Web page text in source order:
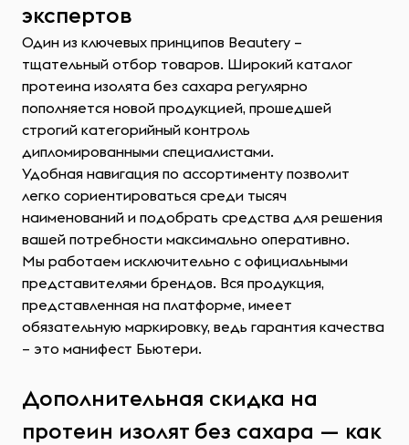
экспертов
Один из ключевых принципов Beautery –
тщательный отбор товаров. Широкий каталог
протеина изолята без сахара регулярно
пополняется новой продукцией, прошедшей
строгий категорийный контроль
дипломированными специалистами.
Удобная навигация по ассортименту позволит
легко сориентироваться среди тысяч
наименований и подобрать средства для решения
вашей потребности максимально оперативно.
Мы работаем исключительно с официальными
представителями брендов. Вся продукция,
представленная на платформе, имеет
обязательную маркировку, ведь гарантия качества
– это манифест Бьютери.
Дополнительная скидка на
протеин изолят без сахара — как